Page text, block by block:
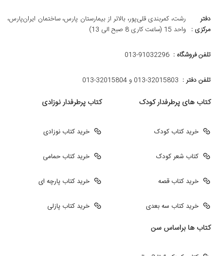
دفتر
مرکزی :
رشت، کمربندی قلی‌پور، بالاتر از بیمارستان پارس، ساختمان ایران‌پارس،
واحد 15 (ساعت کاری 8 صبح الی 13)
تلفن فروشگاه : 013-91032296
تلفن دفتر : 013-32015803 و 32015804-013
کتاب های پرطرفدار کودک
خرید کتاب کودک
کتاب شعر کودک
خرید کتاب قصه
خرید کتاب سه بعدی
کتاب پرطرفدار نوزادی
خرید کتاب نوزادی
خرید کتاب حمامی
خرید کتاب پارچه ای
خرید کتاب پازلی
کتاب ها براساس سن